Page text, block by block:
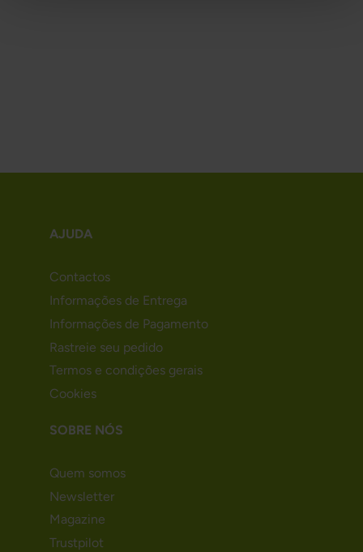
AJUDA
Contactos
Informações de Entrega
Informações de Pagamento
Rastreie seu pedido
Termos e condições gerais
Cookies
SOBRE NÓS
Quem somos
Newsletter
Magazine
Trustpilot